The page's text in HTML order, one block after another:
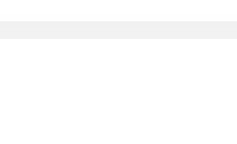
Bencana
Headline